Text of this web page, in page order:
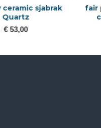
fair play cap quantinum
carbon wide visor